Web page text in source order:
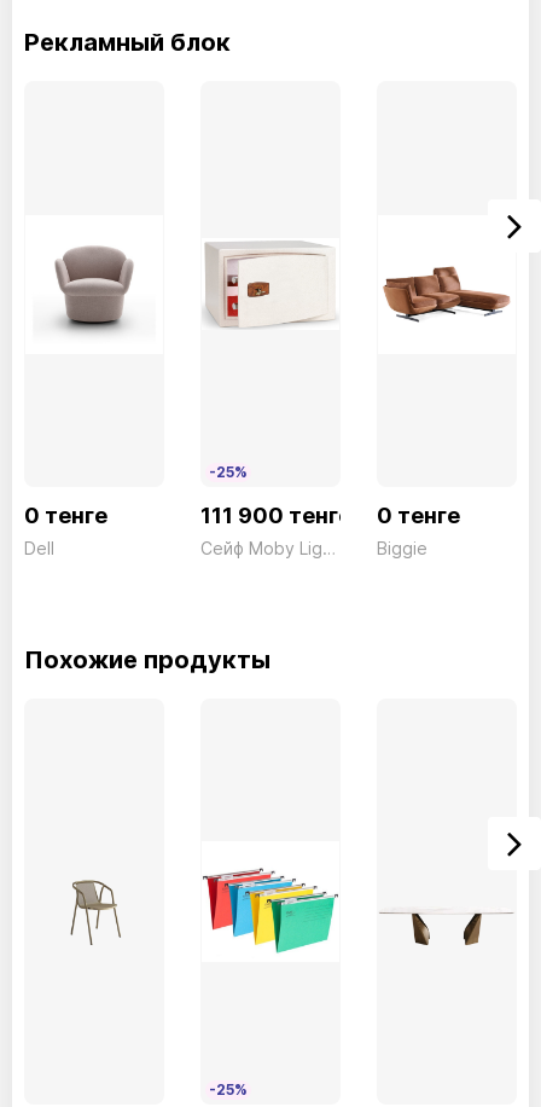
Рекламный блок
0 тенге
Dell
-25%
111 900 тенге
Сейф Moby Light 745/ACH Ключ белый Technomax 16кг
0 тенге
Biggie
Похожие продукты
-25%